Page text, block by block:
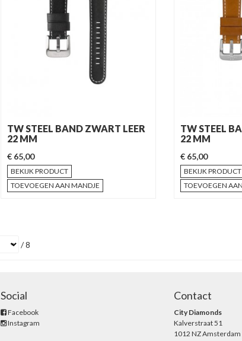
TW STEEL BAND ZWART LEER
22 MM
€ 65,00
BEKIJK PRODUCT
TOEVOEGEN AAN MANDJE
TW STEEL
22 MM
€ 65,00
BEKIJK PRODUCT
TOEVOEGEN
/ 8
Social
Facebook
Instagram
Contact
City Diamonds
Kalverstraat 51
1012 NZ Amsterdam